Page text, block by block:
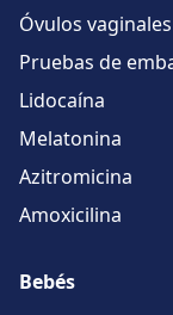
Óvulos vaginales
Pruebas de
Lidocaína
Melatonina
Azitromicina
Amoxicilina
Bebés